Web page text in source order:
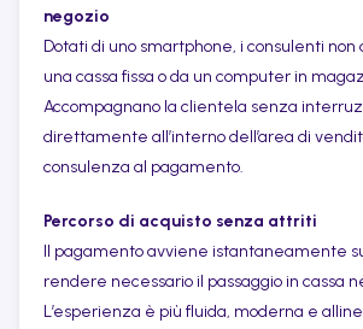
negozio
Dotati di uno smartphone, i consulenti non
una cassa fissa o da un computer in
Accompagnano la clientela senza
direttamente all’interno dell’area di
consulenza al pagamento.
Percorso di acquisto senza attriti
Il pagamento avviene istantaneamente
rendere necessario il passaggio in cassa
L’esperienza è più fluida, moderna e